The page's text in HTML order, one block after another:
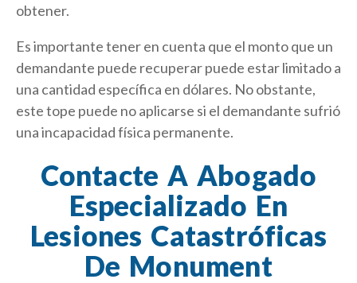
obtener.
Es importante tener en cuenta que el monto que un
demandante puede recuperar puede estar limitado a
una cantidad específica en dólares. No obstante,
este tope puede no aplicarse si el demandante sufrió
una incapacidad física permanente.
Contacte A Abogado
Especializado En
Lesiones Catastróficas
De Monument